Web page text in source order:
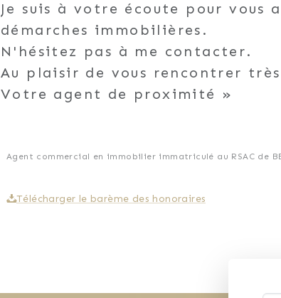
Je suis à votre écoute pour vous
démarches immobilières.
N'hésitez pas à me contacter.
Au plaisir de vous rencontrer
Votre agent de proximité
Agent commercial en immobilier immatriculé au RSAC de
Télécharger le barème des honoraires